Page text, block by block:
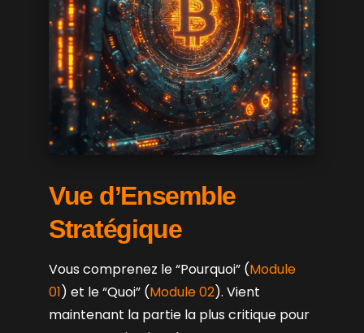
Vue d’Ensemble
Stratégique
Vous comprenez le “Pourquoi” (Module
01) et le “Quoi” (Module 02). Vient
maintenant la partie la plus critique pour